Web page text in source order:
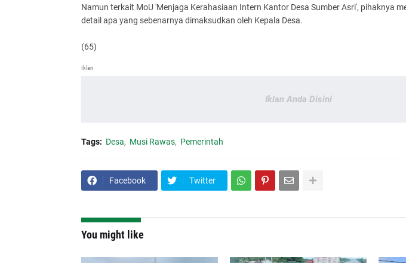
Namun terkait MoU 'Menjaga Kerahasiaan Intern Kantor Desa Sumber Asri', pihaknya
detail apa yang sebenarnya dimaksudkan oleh Kepala Desa.
(65)
Iklan
Iklan Anda Disini
Tags: Desa Musi Rawas Pemerintah
Facebook Twitter
You might like